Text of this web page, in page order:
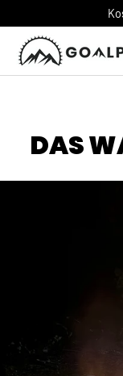
DIREKT ZUM
Suchen
DAS